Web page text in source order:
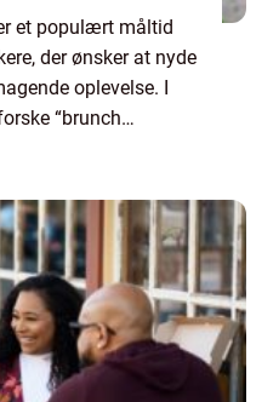
et populært måltid
der ønsker at nyde
oplevelse. I
“brunch